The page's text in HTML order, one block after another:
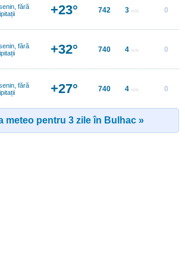
fără
+23° 742 3 m/s 0
fără
+32° 740 4 m/s 0
fără
+27° 740 4 m/s 0
meteo pentru 3 zile în Bulhac »